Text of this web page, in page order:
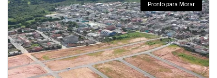
Pronto para Morar